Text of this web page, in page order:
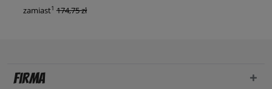
zamiast1 174,75 zł
Firma